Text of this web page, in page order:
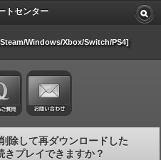
トセンター
Windows/Xbox/Switch/PS4]
除して再ダウンロードした
プレイできますか？